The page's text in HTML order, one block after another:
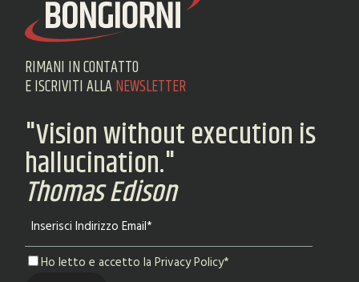
RIMANI IN CONTATTO
E ISCRIVITI ALLANEWSLETTER
"Vision without execution is
hallucination."
Thomas Edison
Ho letto e accetto la Privacy Policy*